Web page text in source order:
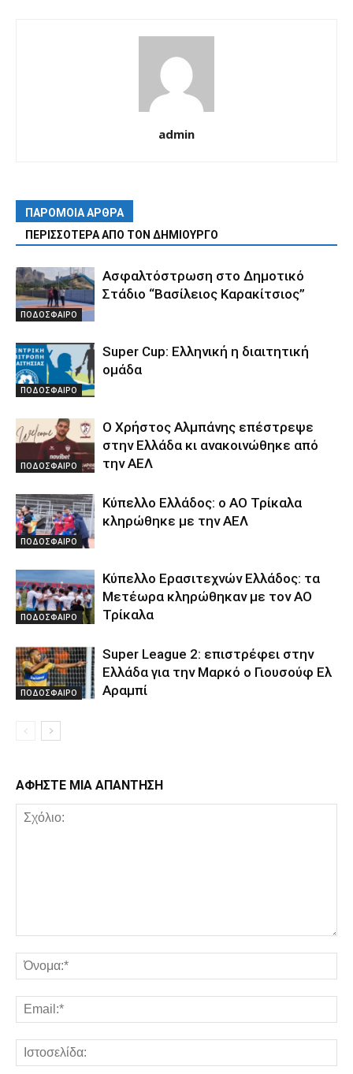
admin
ΠΑΡΟΜΟΙΑ ΑΡΘΡΑ
ΠΕΡΙΣΣΟΤΕΡΑ ΑΠΟ ΤΟΝ ΔΗΜΙΟΥΡΓΟ
ΠΟΔΟΣΦΑΙΡΟ
Ασφαλτόστρωση στο Δημοτικό
Στάδιο “Βασίλειος Καρακίτσιος”
ΠΟΔΟΣΦΑΙΡΟ
Super Cup: Ελληνική η διαιτητική
ομάδα
ΠΟΔΟΣΦΑΙΡΟ
Ο Χρήστος Αλμπάνης επέστρεψε
στην Ελλάδα κι ανακοινώθηκε από
την ΑΕΛ
ΠΟΔΟΣΦΑΙΡΟ
Κύπελλο Ελλάδος: ο ΑΟ Τρίκαλα
κληρώθηκε με την ΑΕΛ
ΠΟΔΟΣΦΑΙΡΟ
Κύπελλο Ερασιτεχνών Ελλάδος: τα
Μετέωρα κληρώθηκαν με τον ΑΟ
Τρίκαλα
ΠΟΔΟΣΦΑΙΡΟ
Super League 2: επιστρέφει στην
Ελλάδα για την Μαρκό ο Γιουσούφ Ελ
Αραμπί
ΑΦΗΣΤΕ ΜΙΑ ΑΠΑΝΤΗΣΗ